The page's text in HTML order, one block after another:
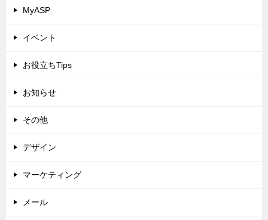
MyASP
イベント
お役立ちTips
お知らせ
その他
デザイン
マーケティング
メール